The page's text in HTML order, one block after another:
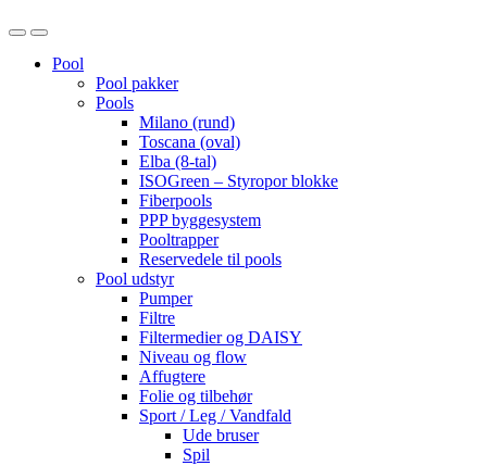
OpenClose
Pool
Pool pakker
Pools
Milano (rund)
Toscana (oval)
Elba (8-tal)
ISOGreen – Styropor blokke
Fiberpools
PPP byggesystem
Pooltrapper
Reservedele til pools
Pool udstyr
Pumper
Filtre
Filtermedier og DAISY
Niveau og flow
Affugtere
Folie og tilbehør
Sport / Leg / Vandfald
Ude bruser
Spil